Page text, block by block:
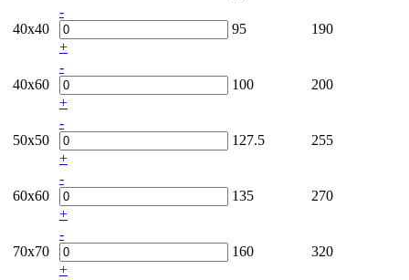
40х40
-
+
95 190
40х60
-
+
100 200
50х50
-
+
127.5 255
60х60
-
+
135 270
70х70
-
+
160 320